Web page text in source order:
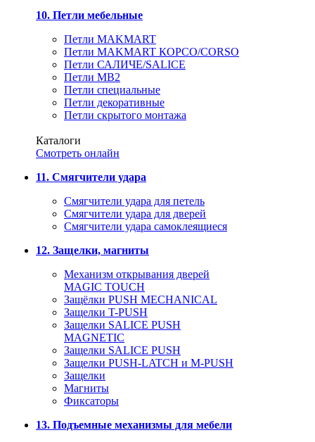
10. Петли мебельные
Петли MAKMART
Петли MAKMART КОРСО/CORSO
Петли САЛИЧЕ/SALICE
Петли MB2
Петли специальные
Петли декоративные
Петли скрытого монтажа
Каталоги
Смотреть онлайн
11. Смягчители удара
Смягчители удара для петель
Смягчители удара для дверей
Cмягчители удара самоклеящиеся
12. Защелки, магниты
Механизм открывания дверей
MAGIC TOUCH
Защёлки PUSH MECHANICAL
Защелки T-PUSH
Защелки SALICE PUSH
MAGNETIC
Защелки SALICE PUSH
Защелки PUSH-LATCH и M-PUSH
Защелки
Магниты
Фиксаторы
13. Подъемные механизмы для мебели